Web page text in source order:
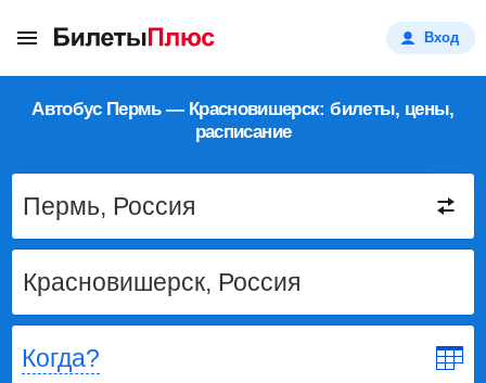
Вход
Автобус Пермь — Красновишерск: билеты, цены,
расписание
Когда?